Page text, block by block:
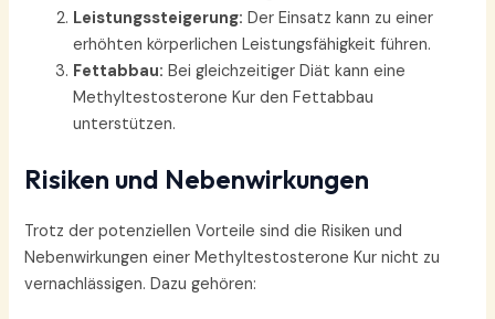
Leistungssteigerung: Der Einsatz kann zu einer
erhöhten körperlichen Leistungsfähigkeit führen.
Fettabbau: Bei gleichzeitiger Diät kann eine
Methyltestosterone Kur den Fettabbau
unterstützen.
Risiken und Nebenwirkungen
Trotz der potenziellen Vorteile sind die Risiken und
Nebenwirkungen einer Methyltestosterone Kur nicht zu
vernachlässigen. Dazu gehören: